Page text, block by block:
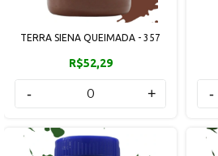
TERRA SIENA QUEIMADA - 357
R$52,29
- + -